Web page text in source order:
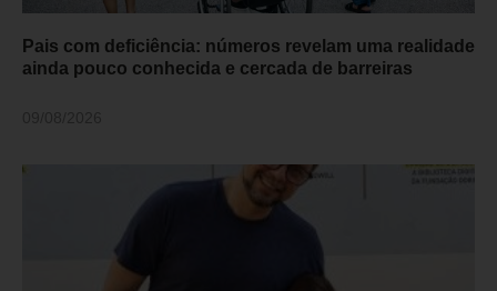
Pais com deficiência: números revelam uma realidade
ainda pouco conhecida e cercada de barreiras